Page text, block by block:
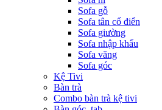
Sofa gỗ
Sofa tân cổ điển
Sofa giường
Sofa nhập khẩu
Sofa văng
Sofa góc
Kệ Tivi
Bàn trà
Combo bàn trà kệ tivi